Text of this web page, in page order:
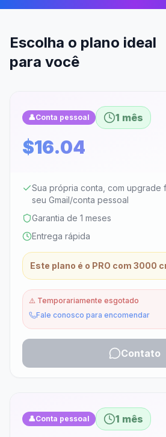
Escolha o plano ideal
para você
👤Conta pessoal 1 mês
$16.04
Sua própria conta, com upgrade
seu Gmail/conta pessoal
Garantia de 1 meses
Entrega rápida
Este plano é o PRO com 3000
⚠️ Temporariamente esgotado
Fale conosco para encomendar
Contato
👤Conta pessoal 1 mês